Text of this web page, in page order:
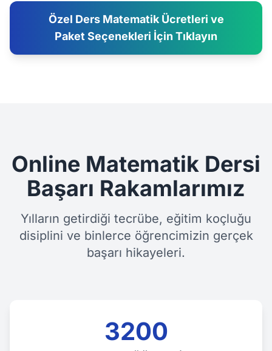
Özel Ders Matematik Ücretleri ve
Paket Seçenekleri İçin Tıklayın
Online Matematik Dersi
Başarı Rakamlarımız
Yılların getirdiği tecrübe, eğitim koçluğu
disiplini ve binlerce öğrencimizin gerçek
başarı hikayeleri.
3200